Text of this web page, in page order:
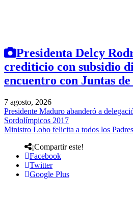
Presidenta Delcy
crediticio con subsidio
encuentro con Juntas
7 agosto, 2026
Presidente Maduro abanderó a
Sordolímpicos 2017
Ministro Lobo felicita a todos los
¡Compartir este!
Facebook
Twitter
Google Plus